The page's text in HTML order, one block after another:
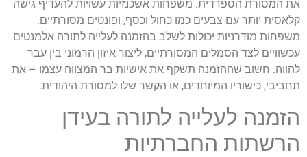
את המסורת הספרדית. משפחות אשכנזיות עשויות להעדיף גישה
קלאסית יותר עם צבעים כמו כחול וכסף, ופונטים מסורתיים.
משפחות מודרניות יכולות לשלב בהזמנה לעלייה לתורה אלמנטים
עכשוויים לצד הסמלים המסורתיים, ליצור איזון הרמוני בין עבר
להווה. חשוב שההזמנה תשקף את אישיות בר המצווה עצמו – את
תחביבי, כישוריו המיוחדים, או הקשר שלו למסורת היהודית.
הזמנה לעלייה לתורה בעידן
הרשתות החברתיות